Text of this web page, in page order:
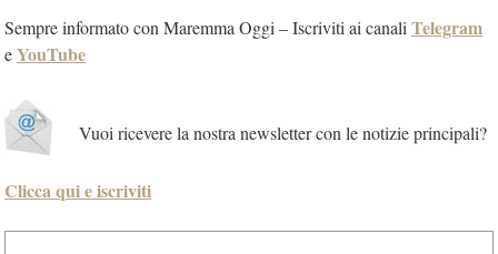
Sempre informato con Maremma Oggi – Iscriviti ai canali Telegram
eYouTube
Vuoi ricevere la nostra newsletter con le notizie principali?
Clicca qui e iscriviti